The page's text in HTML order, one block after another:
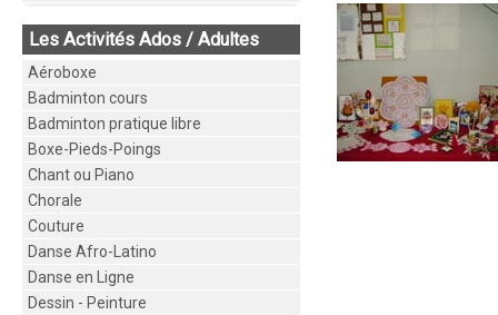
Les Activités Ados / Adultes
Aéroboxe
Badminton cours
Badminton pratique libre
Boxe-Pieds-Poings
Chant ou Piano
Chorale
Couture
Danse Afro-Latino
Danse en Ligne
Dessin - Peinture